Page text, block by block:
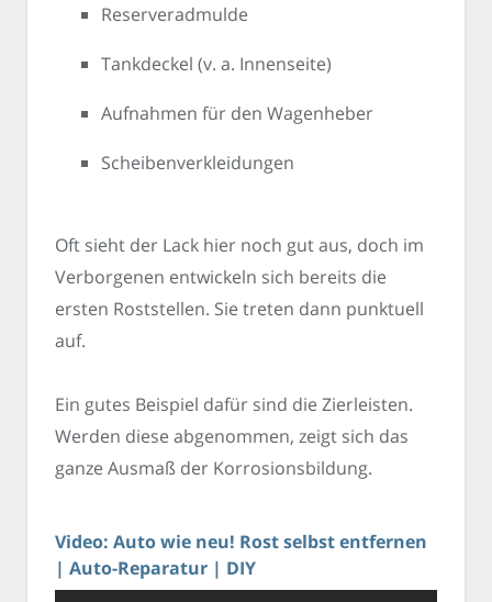
Reserveradmulde
Tankdeckel (v. a. Innenseite)
Aufnahmen für den Wagenheber
Scheibenverkleidungen
Oft sieht der Lack hier noch gut aus, doch im
Verborgenen entwickeln sich bereits die
ersten Roststellen. Sie treten dann punktuell
auf.
Ein gutes Beispiel dafür sind die Zierleisten.
Werden diese abgenommen, zeigt sich das
ganze Ausmaß der Korrosionsbildung.
Video: Auto wie neu! Rost selbst entfernen
| Auto-Reparatur | DIY